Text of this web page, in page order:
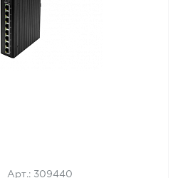
Арт.: 309440